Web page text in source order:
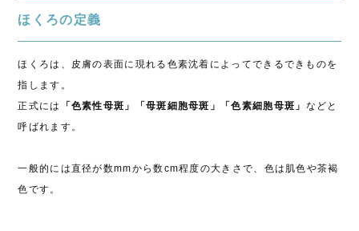
ほくろの定義
ほくろは、皮膚の表面に現れる色素沈着によってできるできものを
指します。
正式には
「色素性母斑」「母斑細胞母斑」「色素細胞母斑」 などと
呼ばれます。
一般的には直径が数mmから数cm程度の大きさで、色は肌色や茶褐
色です。